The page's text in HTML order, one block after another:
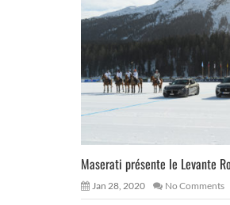
Maserati présente le Levante
Jan 28, 2020 No Comments